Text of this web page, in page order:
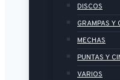
DISCOS
GRAMPAS Y
MECHAS
PUNTAS Y
VARIOS